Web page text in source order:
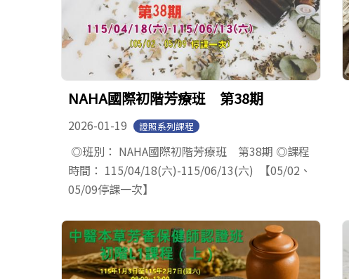
NAHA國際初階芳療班 第38期
2026-01-19 證照系列課程
◎班別： NAHA國際初階芳療班 第38期 ◎課程
時間： 115/04/18(六)-115/06/13(六) 【05/02、
05/09停課一次】